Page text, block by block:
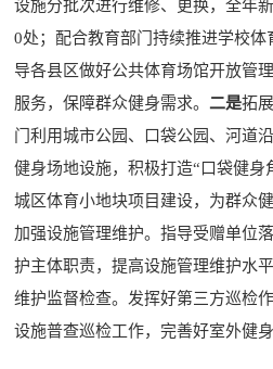
设施分批次进行维修、更换，全年
0处；配合教育部门持续推进学校
导各县区做好公共体育场馆开放管
服务，保障群众健身需求。二是拓
门利用城市公园、口袋公园、河道
健身场地设施，积极打造“口袋健身
城区体育小地块项目建设，为群众
加强设施管理维护。指导受赠单位
护主体职责，提高设施管理维护水
维护监督检查。发挥好第三方巡检
设施普查巡检工作，完善好室外健